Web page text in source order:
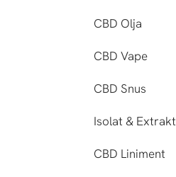
CBD Olja
CBD Vape
CBD Snus
Isolat & Extrakt
CBD Liniment